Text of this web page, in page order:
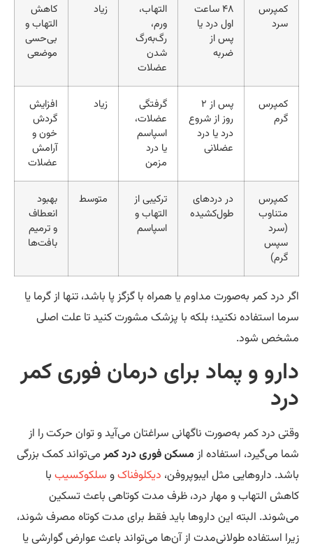
کمپرس
۴۸ ساعت
اول درد یا
پس از
التهاب،
رگ‌به‌رگ
عضلات
کاهش
التهاب و
بی‌حسی
موضعی
کمپرس
پس از ۲
روز از شروع
درد یا درد
عضلانی
گرفتگی
عضلات،
اسپاسم
افزایش
گردش
خون و
آرامش
عضلات
کمپرس
متناوب
سپس
در دردهای
طول‌کشیده
ترکیبی از
التهاب و
اسپاسم
متوسط
انعطاف
و ترمیم
بافت‌ها
درد کمر به‌صورت مداوم یا همراه با گزگز پا باشد، تنها از گرما یا
استفاده نکنید؛ بلکه با پزشک مشورت کنید تا علت اصلی
شود.
و پماد برای درمان فوری کمر
درد کمر به‌صورت ناگهانی سراغتان می‌آید و توان حرکت را از
می‌گیرد، استفاده ازمسکن فوری درد کمرمی‌تواند کمک بزرگی
داروهایی مثل ایبوپروفن،دیکلوفناکوسلکوکسیببا
التهاب و مهار درد، ظرف مدت کوتاهی باعث تسکین
البته این داروها باید فقط برای مدت کوتاه مصرف شوند،
استفاده طولانی‌مدت از آن‌ها می‌تواند باعث عوارض گوارشی یا